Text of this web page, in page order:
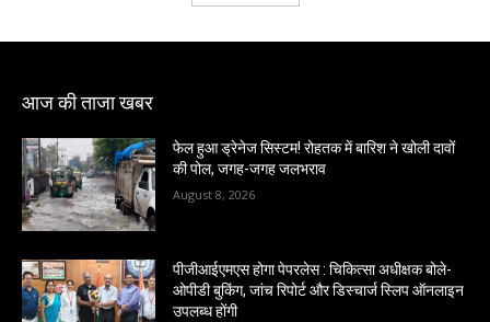
आज की ताजा खबर
फेल हुआ ड्रेनेज सिस्टम! रोहतक में बारिश ने खोली दावों
की पोल, जगह-जगह जलभराव
August 8, 2026
पीजीआईएमएस होगा पेपरलेस : चिकित्सा अधीक्षक बोले-
ओपीडी बुकिंग, जांच रिपोर्ट और डिस्चार्ज स्लिप ऑनलाइन
उपलब्ध होंगी